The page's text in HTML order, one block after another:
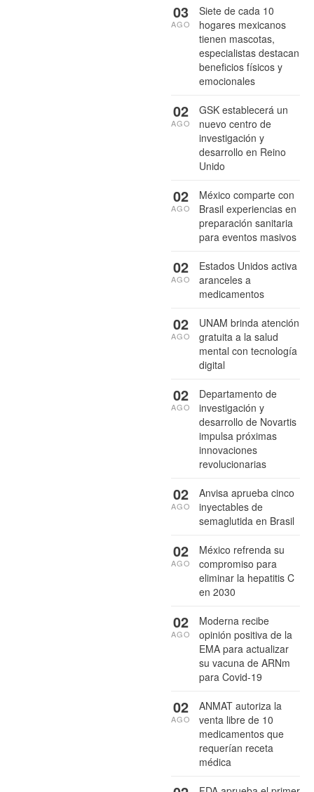
Siete de cada 10
hogares mexicanos
tienen mascotas,
especialistas destacan
beneficios físicos y
emocionales
03
AGO
GSK establecerá un
nuevo centro de
investigación y
desarrollo en Reino
Unido
02
AGO
México comparte con
Brasil experiencias en
preparación sanitaria
para eventos masivos
02
AGO
Estados Unidos activa
aranceles a
medicamentos
02
AGO
UNAM brinda atención
gratuita a la salud
mental con tecnología
digital
02
AGO
Departamento de
investigación y
desarrollo de Novartis
impulsa próximas
innovaciones
revolucionarias
02
AGO
Anvisa aprueba cinco
inyectables de
semaglutida en Brasil
02
AGO
México refrenda su
compromiso para
eliminar la hepatitis C
en 2030
02
AGO
Moderna recibe
opinión positiva de la
EMA para actualizar
su vacuna de ARNm
para Covid-19
02
AGO
ANMAT autoriza la
venta libre de 10
medicamentos que
requerían receta
médica
02
AGO